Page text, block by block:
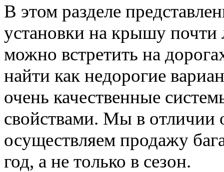
В этом разделе
установки на крышу
можно встретить на
найти как недорогие
очень качественные
свойствами. Мы в отличии
осуществляем продажу
год, а не только в сезон.